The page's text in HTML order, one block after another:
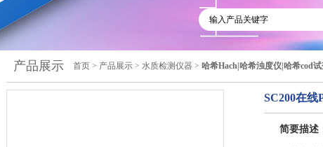
产品展示 首页 > 产品展示 > 水质检测仪器 > 哈希Hach|哈希浊度仪|哈希cod试
SC200在线
简要描述